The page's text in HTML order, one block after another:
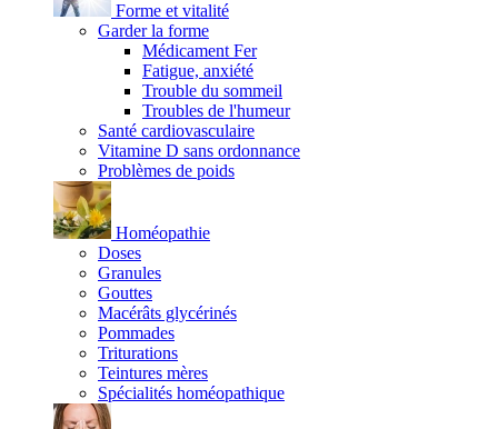
Forme et vitalité
Garder la forme
Médicament Fer
Fatigue, anxiété
Trouble du sommeil
Troubles de l'humeur
Santé cardiovasculaire
Vitamine D sans ordonnance
Problèmes de poids
Homéopathie
Doses
Granules
Gouttes
Macérâts glycérinés
Pommades
Triturations
Teintures mères
Spécialités homéopathique